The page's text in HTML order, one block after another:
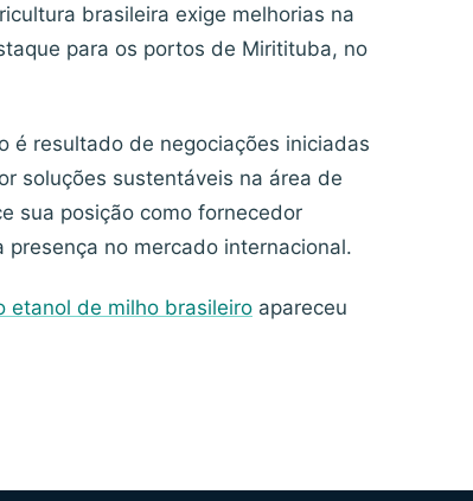
brasileira exige melhorias na
para os portos de Miritituba, no
é resultado de negociações iniciadas
soluções sustentáveis na área de
sua posição como fornecedor
no mercado internacional.
etanol de milho brasileiro apareceu